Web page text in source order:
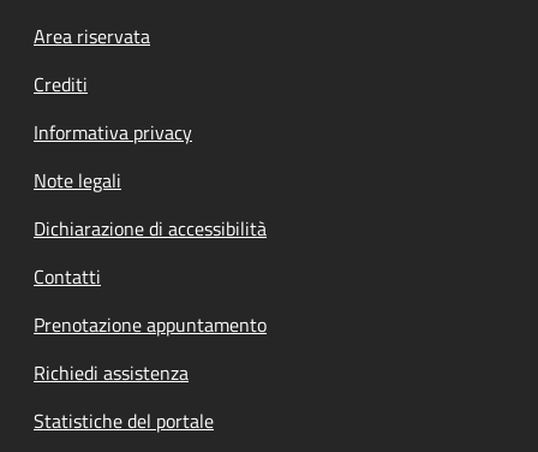
Footer menu
Area riservata
Crediti
Informativa privacy
Note legali
Dichiarazione di accessibilità
Contatti
Prenotazione appuntamento
Richiedi assistenza
Statistiche del portale